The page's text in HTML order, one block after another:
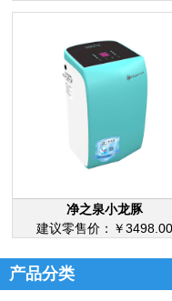
净之泉小龙豚
建议零售价：￥3498.00
产品分类